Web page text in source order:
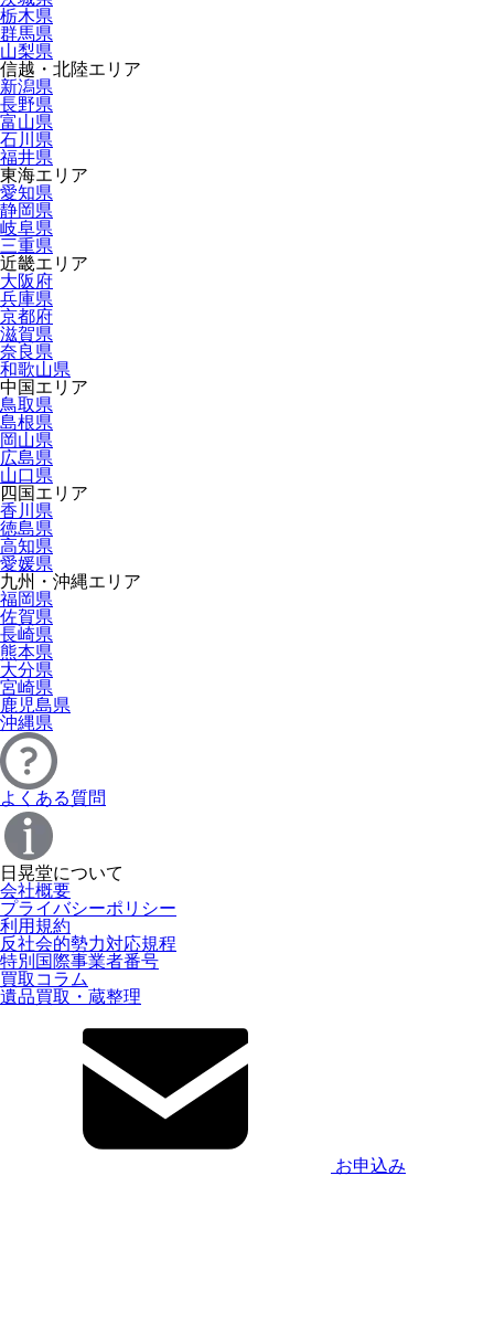
栃木県
群馬県
山梨県
信越・北陸エリア
新潟県
長野県
富山県
石川県
福井県
東海エリア
愛知県
静岡県
岐阜県
三重県
近畿エリア
大阪府
兵庫県
京都府
滋賀県
奈良県
和歌山県
中国エリア
鳥取県
島根県
岡山県
広島県
山口県
四国エリア
香川県
徳島県
高知県
愛媛県
九州・沖縄エリア
福岡県
佐賀県
長崎県
熊本県
大分県
宮崎県
鹿児島県
沖縄県
よくある質問
日晃堂について
会社概要
プライバシーポリシー
利用規約
反社会的勢力対応規程
特別国際事業者番号
買取コラム
遺品買取・蔵整理
お申込み